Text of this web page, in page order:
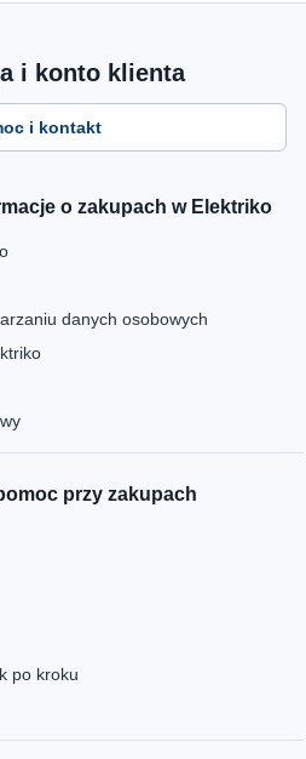
i konto klienta
i kontakt
o zakupach w Elektriko
danych osobowych
przy zakupach
po kroku